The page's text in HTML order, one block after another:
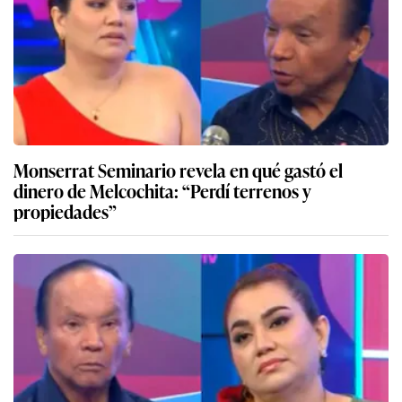
Monserrat Seminario revela en qué gastó el
dinero de Melcochita: “Perdí terrenos y
propiedades”